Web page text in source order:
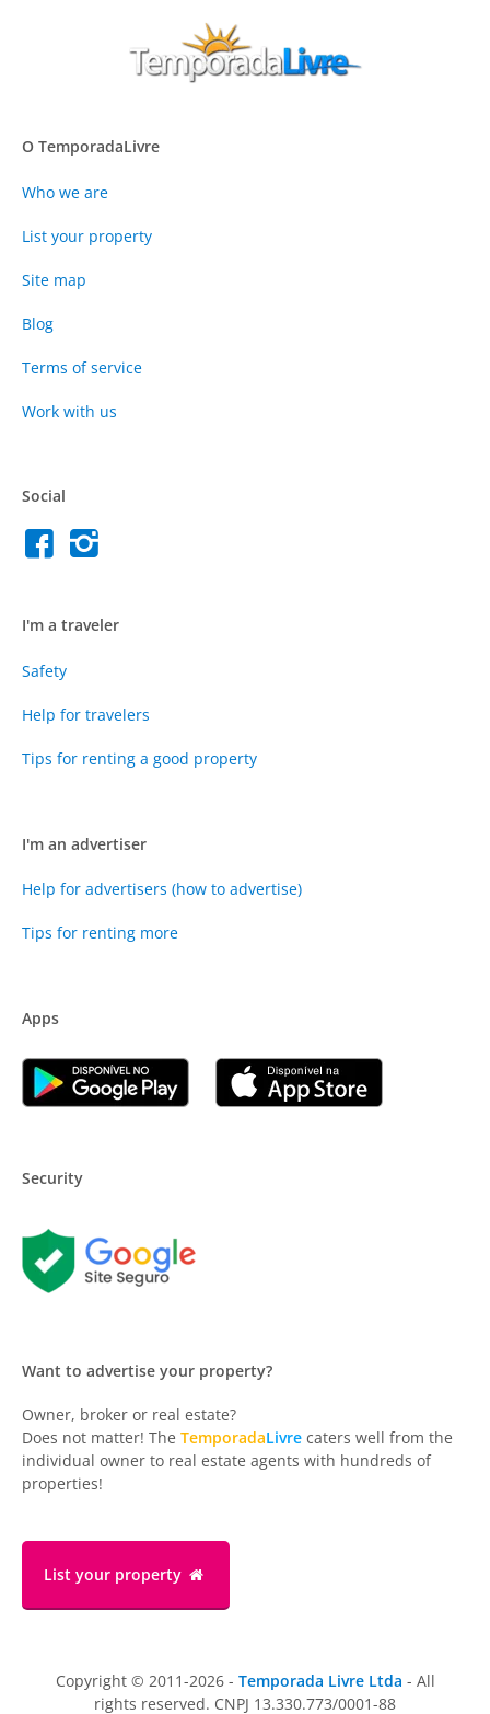
O TemporadaLivre
Who we are
List your property
Site map
Blog
Terms of service
Work with us
Social
I'm a traveler
Safety
Help for travelers
Tips for renting a good property
I'm an advertiser
Help for advertisers (how to advertise)
Tips for renting more
Apps
Security
Want to advertise your property?
Owner, broker or real estate?
Does not matter! The TemporadaLivre caters well from the
individual owner to real estate agents with hundreds of
properties!
List your property
Copyright © 2011-2026 - Temporada Livre Ltda - All
rights reserved. CNPJ 13.330.773/0001-88